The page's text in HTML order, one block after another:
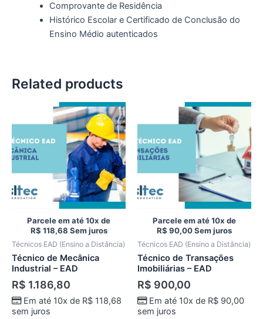
Comprovante de Residência
Histórico Escolar e Certificado de Conclusão do
Ensino Médio autenticados
Related products
Parcele em até 10x de
R$ 118,68 Sem juros
Técnicos EAD (Ensino a Distância)
Técnico de Mecânica
Industrial – EAD
R$ 1.186,80
Em até 10x de R$118,68
sem juros
Parcele em até 10x de
R$ 90,00Sem juros
Técnicos EAD (Ensino a Distância)
Técnico de Transações
Imobiliárias – EAD
R$ 900,00
Em até 10x de R$90,00
sem juros